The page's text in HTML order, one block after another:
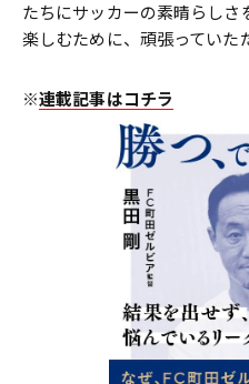
たちにサッカーの素晴らしさ
楽しむために、頑張っていた
※連載記事はコチラ